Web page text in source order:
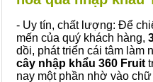
- Uy tín, chất lượng: Để
mến của quý khách hàng,
dồi, phát triển cái tâm làm
cây nhập khẩu 360 Fruit
nay một phần nhờ vào